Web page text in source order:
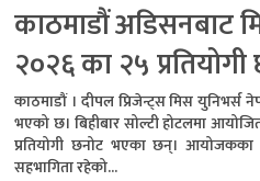
काठमाडौं अडिसनबाट
२०२६ का २५
काठमाडौं । दीपल प्रिजेन्ट्स मिस युनिभर्स
भएको छ। बिहीबार सोल्टी होटलमा
प्रतियोगी छनोट भएका छन्।
सहभागिता रहेको...